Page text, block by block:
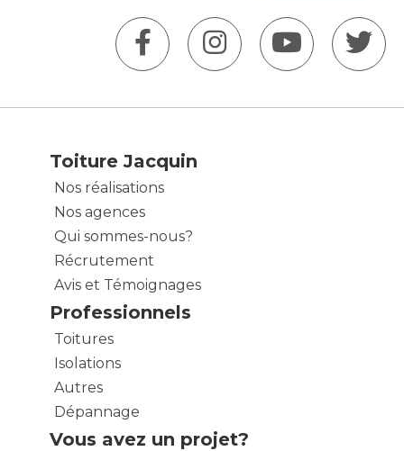
Toiture Jacquin
Nos réalisations
Nos agences
Qui sommes-nous?
Récrutement
Avis et Témoignages
Professionnels
Toitures
Isolations
Autres
Dépannage
Vous avez un projet?